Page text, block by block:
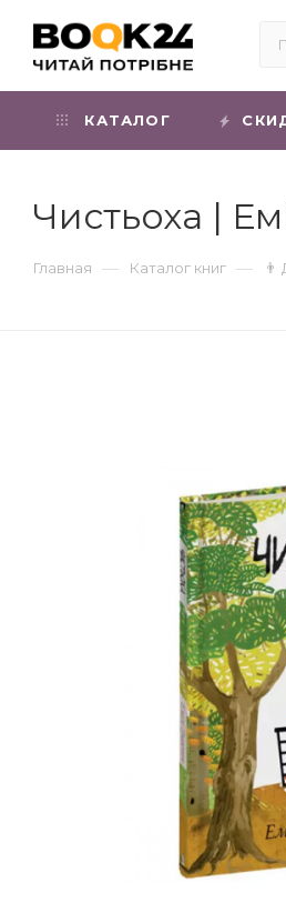
КАТАЛОГ
Чистьоха |
Главная — Каталог книг — 👨